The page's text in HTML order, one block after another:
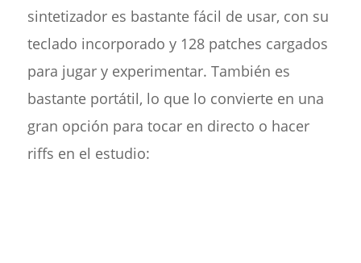
sintetizador es bastante fácil de usar, con su
teclado incorporado y 128 patches cargados
para jugar y experimentar. También es
bastante portátil, lo que lo convierte en una
gran opción para tocar en directo o hacer
riffs en el estudio: